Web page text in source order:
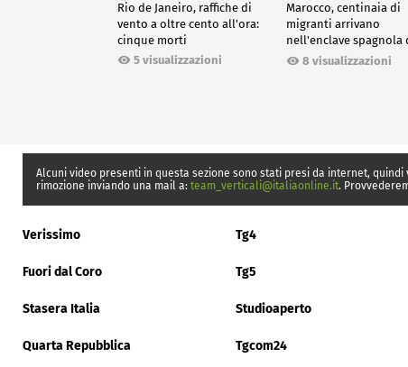
Rio de Janeiro, raffiche di
vento a oltre cento all'ora:
cinque morti
5 visualizzazioni
Marocco, centinaia di
migranti arrivano
nell'enclave spagnola
Ceuta8 visualizzazioni
Alcuni video presenti in questa sezione sono stati presi da internet,
rimozione inviando una mail a: team_verticali@italiaonline.it.
Verissimo Tg4
Fuori dal Coro Tg5
Stasera Italia Studioaperto
Quarta Repubblica Tgcom24